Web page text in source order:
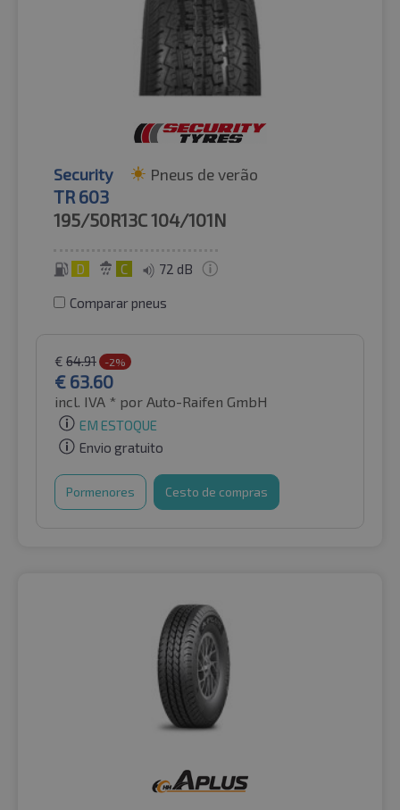
Security Pneus de verão
TR 603
195/50R13C104/101N
D C 72 dB
Comparar pneus
€ 64.91 -2%
€ 63.60
incl. IVA * por Auto-Raifen GmbH
EM ESTOQUE
Envio gratuito
Pormenores Cesto de compras